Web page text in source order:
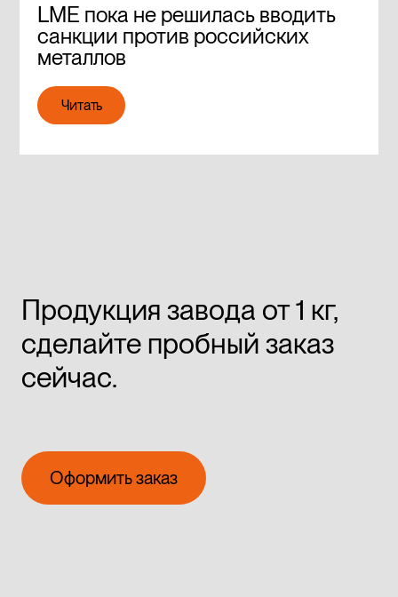
LME пока не решилась вводить
санкции против российских
металлов
Читать
Читать
Продукция завода от 1 кг,
сделайте пробный заказ
сейчас.
Оформить заказ